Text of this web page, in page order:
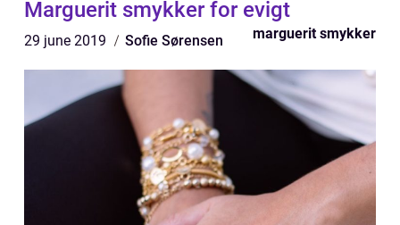
Marguerit smykker for evigt
29 june 2019 Sofie Sørensen marguerit smykker